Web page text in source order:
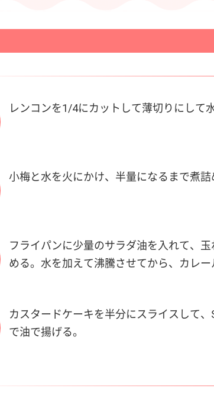
レンコンを1/4にカットして薄切りにして
小梅と水を火にかけ、半量になるまで煮詰
フライパンに少量のサラダ油を入れて、
める。水を加えて沸騰させてから、カレ
カスタードケーキを半分にスライスして
で油で揚げる。